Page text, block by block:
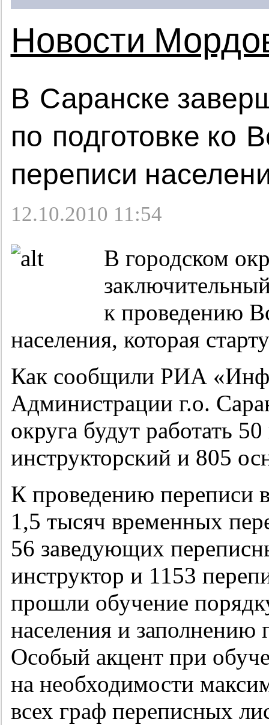
Новости
В Саранске
по подготовке ко
переписи
12.10.2010 11:54
В городском
к проведению
населения, которая
Как сообщили РИА
Администрации г.о.
округа будут работать
инструкторский и 805
К проведению переписи
1,5 тысяч временных
56 заведующих
инструктор и 1153
прошли обучение
населения и заполнению
Особый акцент при
на необходимости
всех граф переписных